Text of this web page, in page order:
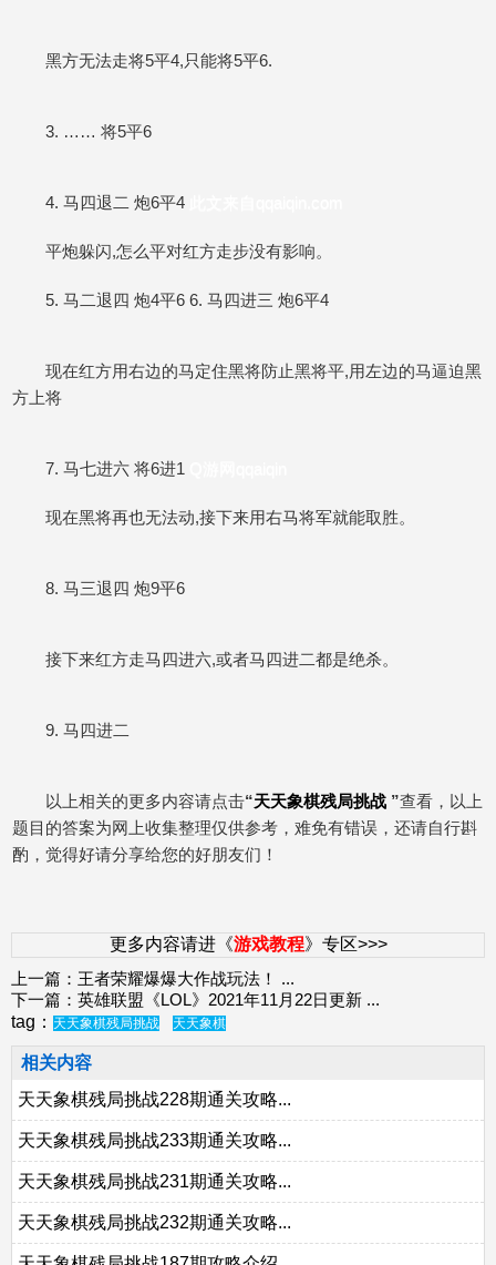
黑方无法走将5平4,只能将5平6.
3. …… 将5平6
4. 马四退二 炮6平4
平炮躲闪,怎么平对红方走步没有影响。
5. 马二退四 炮4平6 6. 马四进三 炮6平4
现在红方用右边的马定住黑将防止黑将平,用左边的马逼迫黑
方上将
7. 马七进六 将6进1
现在黑将再也无法动,接下来用右马将军就能取胜。
8. 马三退四 炮9平6
接下来红方走马四进六,或者马四进二都是绝杀。
9. 马四进二
以上相关的更多内容请点击“天天象棋残局挑战 ”查看，以上
题目的答案为网上收集整理仅供参考，难免有错误，还请自行斟
酌，觉得好请分享给您的好朋友们！
更多内容请进《游戏教程》专区>>>
上一篇： 王者荣耀爆爆大作战玩法！
...
下一篇： 英雄联盟《LOL》2021年11月22日更新 ...
tag： 天天象棋残局挑战 天天象棋
相关内容
天天象棋残局挑战228期通关攻略...
天天象棋残局挑战233期通关攻略...
天天象棋残局挑战231期通关攻略...
天天象棋残局挑战232期通关攻略...